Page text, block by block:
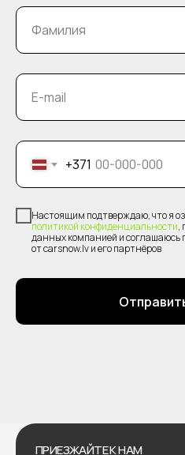
Фамилия
E-mail
+371
Настоящим подтверждаю, что я
политикой конфиденциальности,
данных компанией и соглашаюсь
от carsnow.lv и его партнёров
ПРИЕЗЖАЙТЕ К НАМ